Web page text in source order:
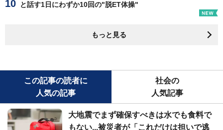
と話す1日にわずか10回の"脱ET体操"
もっと見る
この記事の読者に
人気の記事
社会の
人気記事
大地震でまず確保すべきは水でも食料で
もない...被災者が「これだけは担いで逃